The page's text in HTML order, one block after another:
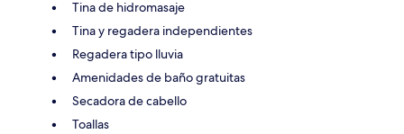
Tina de hidromasaje
Tina y regadera independientes
Regadera tipo lluvia
Amenidades de baño gratuitas
Secadora de cabello
Toallas